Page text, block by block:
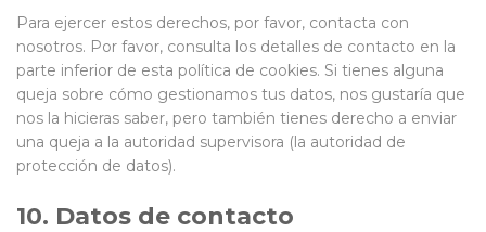
Para ejercer estos derechos, por favor, contacta con
nosotros. Por favor, consulta los detalles de contacto en la
parte inferior de esta política de cookies. Si tienes alguna
queja sobre cómo gestionamos tus datos, nos gustaría que
nos la hicieras saber, pero también tienes derecho a enviar
una queja a la autoridad supervisora (la autoridad de
protección de datos).
10. Datos de contacto